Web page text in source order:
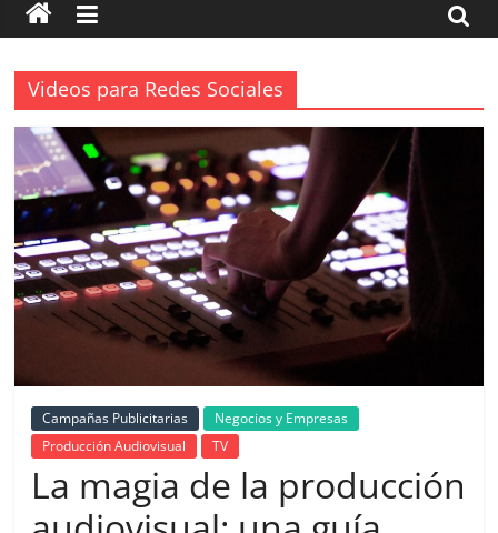
Colombia
|
Revistas
de
Marketing
en
Colombia
|
Revistas
Videos para Redes Sociales
Campañas Publicitarias
Negocios y Empresas
Producción Audiovisual
TV
La magia de la producción